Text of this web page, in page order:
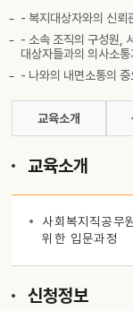
- 복지대상자와의 신뢰
- 소속 조직의 구성원,
대상자들과의 의사소
- 나와의 내면소통의
교육소개
교육소개
사회복지직공무
위한 입문과정
신청정보